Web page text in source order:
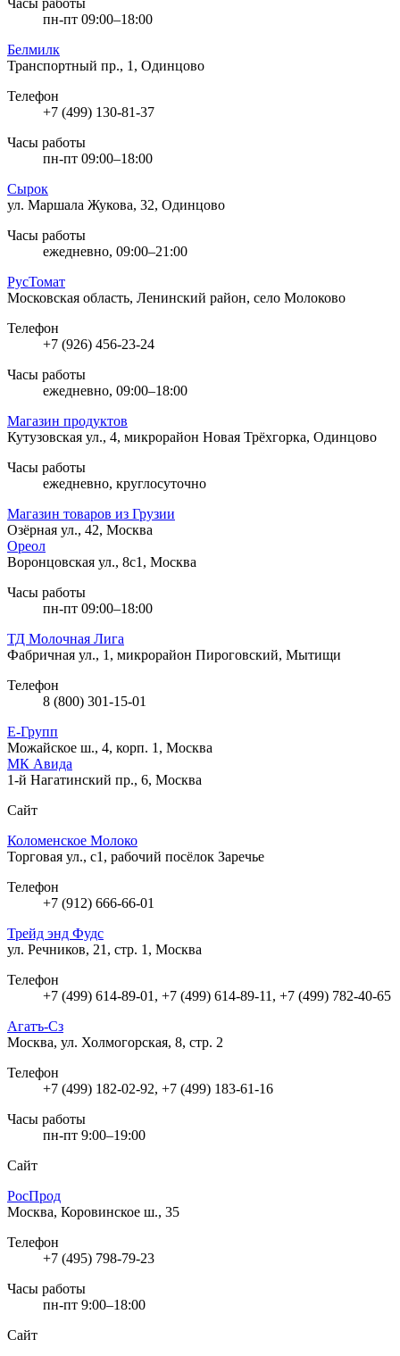
пн-пт 09:00–18:00
Белмилк
Транспортный пр., 1, Одинцово
Телефон
+7 (499) 130-81-37
Часы работы
пн-пт 09:00–18:00
Сырок
ул. Маршала Жукова, 32, Одинцово
Часы работы
ежедневно, 09:00–21:00
РусТомат
Московская область, Ленинский район, село Молоково
Телефон
+7 (926) 456-23-24
Часы работы
ежедневно, 09:00–18:00
Магазин продуктов
Кутузовская ул., 4, микрорайон Новая Трёхгорка, Одинцово
Часы работы
ежедневно, круглосуточно
Магазин товаров из Грузии
Озёрная ул., 42, Москва
Ореол
Воронцовская ул., 8с1, Москва
Часы работы
пн-пт 09:00–18:00
ТД Молочная Лига
Фабричная ул., 1, микрорайон Пироговский, Мытищи
Телефон
8 (800) 301-15-01
Е-Групп
Можайское ш., 4, корп. 1, Москва
МК Авида
1-й Нагатинский пр., 6, Москва
Сайт
Коломенское Молоко
Торговая ул., с1, рабочий посёлок Заречье
Телефон
+7 (912) 666-66-01
Трейд энд Фудс
ул. Речников, 21, стр. 1, Москва
Телефон
+7 (499) 614-89-01, +7 (499) 614-89-11, +7 (499) 782-40-65
Агатъ-Сз
Москва, ул. Холмогорская, 8, стр. 2
Телефон
+7 (499) 182-02-92, +7 (499) 183-61-16
Часы работы
пн-пт 9:00–19:00
Сайт
РосПрод
Москва, Коровинское ш., 35
Телефон
+7 (495) 798-79-23
Часы работы
пн-пт 9:00–18:00
Сайт